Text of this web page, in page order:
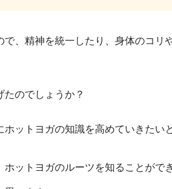
、精神を統一したり、身体のコリ
たのでしょうか？
ットヨガの知識を高めていきたい
ットヨガのルーツを知ることができ